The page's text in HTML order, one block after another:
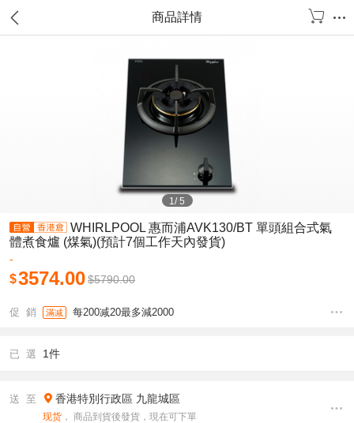
商品詳情
1/5
WHIRLPOOL 惠而浦AVK130/BT 單頭組合式氣
體煮食爐 (煤氣)(預計7個工作天內發貨)
-
$3574.00$5790.00
促 銷 滿减 每200减20最多減2000
已 選 1件
送 至 香港特別行政區 九龍城區
现货 ， 商品到貨後發貨，現在可下單